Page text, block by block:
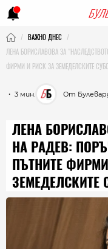
ВАЖНО ДНЕС
ЛЕНА БОРИСЛАВОВА ЗА
ФИРМИ И РИСК ЗА ЗЕМЕДЕЛСКИТЕ
・ 3 мин. От
ЛЕНА
НА РАДЕВ:
ПЪТНИТЕ
ЗЕМЕДЕЛСКИТЕ